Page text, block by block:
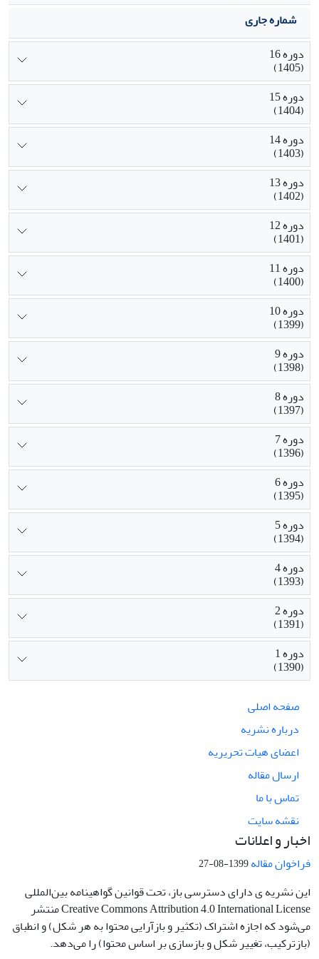
شماره جاری
دوره 16
(1405)
دوره 15
(1404)
دوره 14
(1403)
دوره 13
(1402)
دوره 12
(1401)
دوره 11
(1400)
دوره 10
(1399)
دوره 9
(1398)
دوره 8
(1397)
دوره 7
(1396)
دوره 6
(1395)
دوره 5
(1394)
دوره 4
(1393)
دوره 2
(1391)
دوره 1
(1390)
صفحه اصلی
درباره نشریه
اعضای هیات تحریریه
ارسال مقاله
تماس با ما
نقشه سایت
اخبار و اعلانات
فراخوان مقاله1399-08-27
این نشریه ی دارای دسترسی باز، تحت قوانین گواهینامه بین‌المللی
Creative Commons Attribution 4.0 International License منتشر
می‌شود که اجازه اشتراک (تکثیر و بازآرایی محتوا به هر شکل) و انطباق
(بازترکیب، تغییر شکل و بازسازی بر اساس محتوا) را می‌دهد.